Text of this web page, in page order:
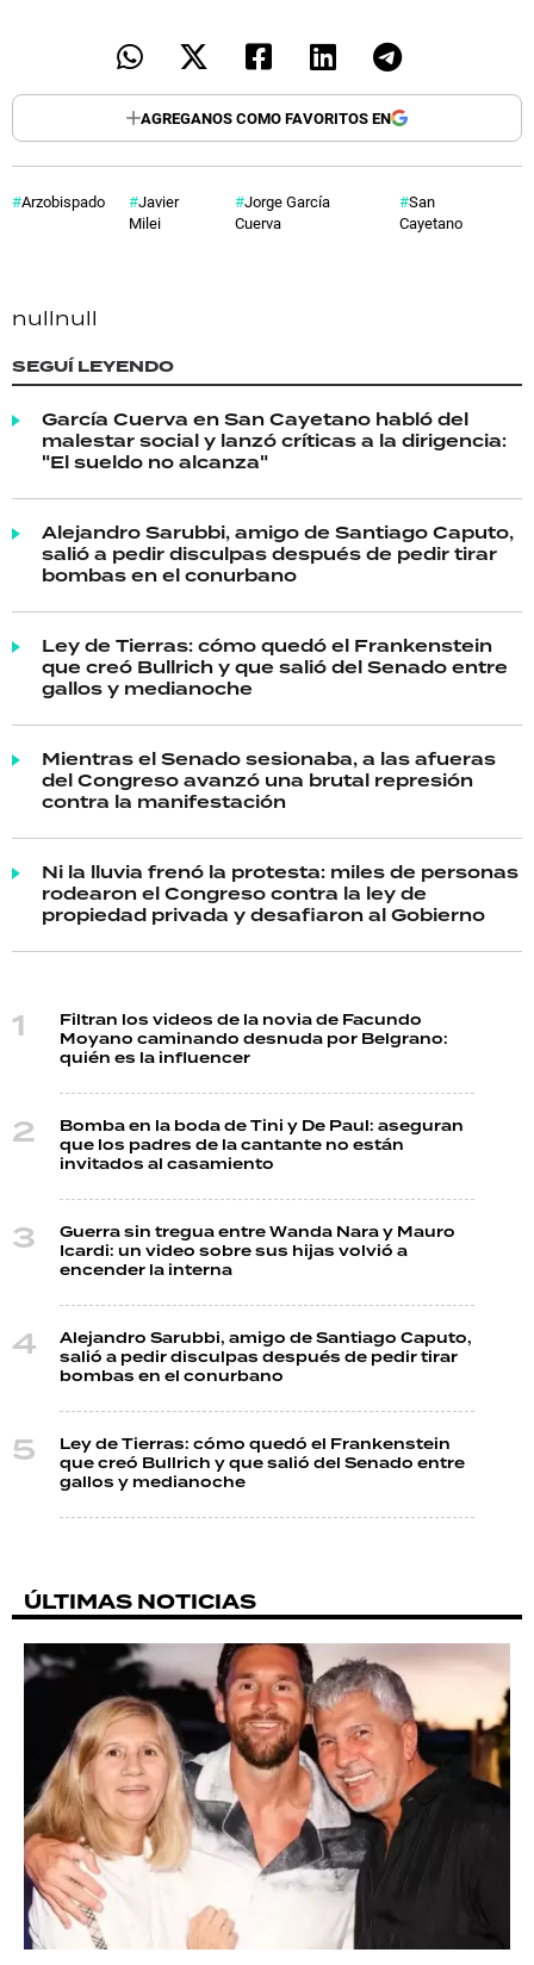
AGREGANOS COMO FAVORITOS EN
Arzobispado
Javier
Milei
Jorge García
Cuerva
San
Cayetano
nullnull
SEGUÍ LEYENDO
García Cuerva en San Cayetano habló del
malestar social y lanzó críticas a la dirigencia:
"El sueldo no alcanza"
Alejandro Sarubbi, amigo de Santiago Caputo,
salió a pedir disculpas después de pedir tirar
bombas en el conurbano
Ley de Tierras: cómo quedó el Frankenstein
que creó Bullrich y que salió del Senado entre
gallos y medianoche
Mientras el Senado sesionaba, a las afueras
del Congreso avanzó una brutal represión
contra la manifestación
Ni la lluvia frenó la protesta: miles de personas
rodearon el Congreso contra la ley de
propiedad privada y desafiaron al Gobierno
Filtran los videos de la novia de Facundo
Moyano caminando desnuda por Belgrano:
quién es la influencer
Bomba en la boda de Tini y De Paul: aseguran
que los padres de la cantante no están
invitados al casamiento
Guerra sin tregua entre Wanda Nara y Mauro
Icardi: un video sobre sus hijas volvió a
encender la interna
Alejandro Sarubbi, amigo de Santiago Caputo,
salió a pedir disculpas después de pedir tirar
bombas en el conurbano
Ley de Tierras: cómo quedó el Frankenstein
que creó Bullrich y que salió del Senado entre
gallos y medianoche
ÚLTIMAS NOTICIAS